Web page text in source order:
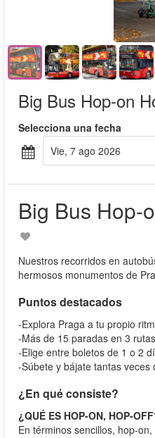
Big Bus Hop-on
Selecciona una fecha
vie, 7 ago 2026
Big Bus Hop-
Nuestros recorridos en
hermosos monumentos de
Puntos destacados
-Explora Praga a tu propio
-Más de 15 paradas en 3 rutas
-Elige entre boletos de 1 o 2
-Súbete y bájate tantas veces
¿En qué consiste?
¿QUÉ ES HOP-ON, HOP-
En términos sencillos, hop-